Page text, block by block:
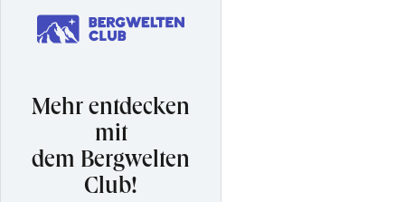
Mehr entdecken
mit
dem Bergwelten
Club!